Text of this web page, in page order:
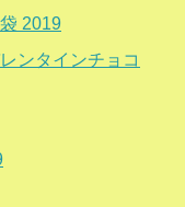
2019
ンタインチョコ